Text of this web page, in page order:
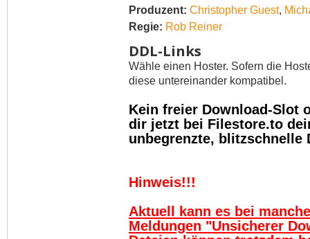
Produzent: Christopher Guest,
Regie: Rob Reiner
DDL-Links
Wähle einen Hoster. Sofern die
diese untereinander kompatibel.
Kein freier Download-Slot
dir jetzt bei Filestore.to
unbegrenzte, blitzschnelle
Hinweis!!!
Aktuell kann es bei
Meldungen "Unsicherer